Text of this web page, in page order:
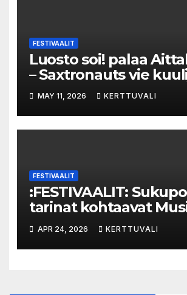
FESTIVAALIT
Luosto soi! palaa
– Saxtronauts vie
seikkailulle luonnon
MAY 11, 2026 KERTTUVALI
FESTIVAALIT
:FESTIVAALIT:
tarinat kohtaavat
ajassa
APR 24, 2026 KERTTUVALI